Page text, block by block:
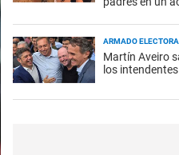
ARMADO
Martín Aveiro
los